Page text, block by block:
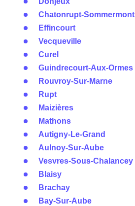
Chatonrupt-Sommermont
Effincourt
Vecqueville
Curel
Guindrecourt-Aux-Ormes
Rouvroy-Sur-Marne
Rupt
Maizières
Mathons
Autigny-Le-Grand
Aulnoy-Sur-Aube
Vesvres-Sous-Chalancey
Blaisy
Brachay
Bay-Sur-Aube